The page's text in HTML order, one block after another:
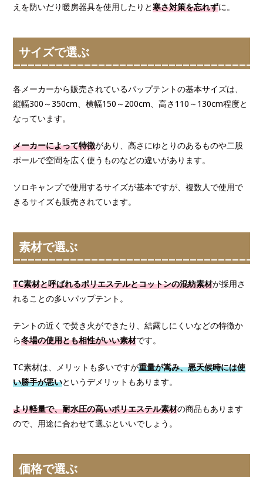
えを防いだり暖房器具を使用したりと寒さ対策を忘れずに。
サイズで選ぶ
各メーカーから販売されているパップテントの基本サイズは、
縦幅300～350cm、横幅150～200cm、高さ110～130cm程度と
なっています。
メーカーによって特徴があり、高さにゆとりのあるものや二股
ポールで空間を広く使うものなどの違いがあります。
ソロキャンプで使用するサイズが基本ですが、複数人で使用で
きるサイズも販売されています。
素材で選ぶ
TC素材と呼ばれるポリエステルとコットンの混紡素材が採用さ
れることの多いパップテント。
テントの近くで焚き火ができたり、結露しにくいなどの特徴か
ら冬場の使用とも相性がいい素材です。
TC素材は、メリットも多いですが重量が嵩み、悪天候時には使
い勝手が悪いというデメリットもあります。
より軽量で、耐水圧の高いポリエステル素材の商品もあります
ので、用途に合わせて選ぶといいでしょう。
価格で選ぶ